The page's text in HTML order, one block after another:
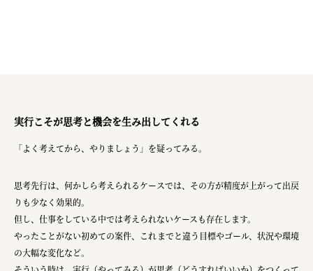
実行こそが思考と機会を生み出してくれる
「よく考えてから、やりましょう」を疑ってみる。
思考先行は、何かしら考えられるケースでは、その方が精度が上がって出戻
りも少なく効果的。
但し、仕事をしている中では考えられないケースも存在します。
やったことがない初めての案件、これまでと違う目標やゴール、状況や環境
の大幅な変化など。